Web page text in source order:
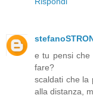
e tu pensi che
fare?
scaldati che la
alla distanza,